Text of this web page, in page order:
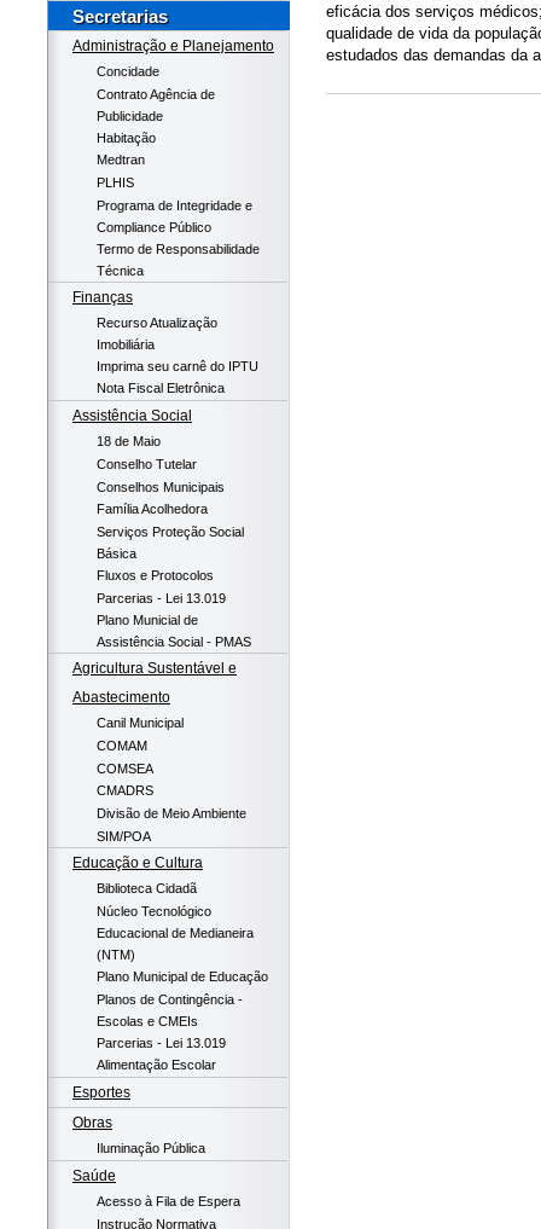
Secretarias
Administração e Planejamento
Concidade
Contrato Agência de
Publicidade
Habitação
Medtran
PLHIS
Programa de Integridade e
Compliance Público
Termo de Responsabilidade
Técnica
Finanças
Recurso Atualização
Imobiliária
Imprima seu carnê do IPTU
Nota Fiscal Eletrônica
Assistência Social
18 de Maio
Conselho Tutelar
Conselhos Municipais
Família Acolhedora
Serviços Proteção Social
Básica
Fluxos e Protocolos
Parcerias - Lei 13.019
Plano Municial de
Assistência Social - PMAS
Agricultura Sustentável e
Abastecimento
Canil Municipal
COMAM
COMSEA
CMADRS
Divisão de Meio Ambiente
SIM/POA
Educação e Cultura
Biblioteca Cidadã
Núcleo Tecnológico
Educacional de Medianeira
(NTM)
Plano Municipal de Educação
Planos de Contingência -
Escolas e CMEIs
Parcerias - Lei 13.019
Alimentação Escolar
Esportes
Obras
Iluminação Pública
Saúde
Acesso à Fila de Espera
Instrução Normativa
eficácia dos serviços
qualidade de vida da
estudados das demandas da